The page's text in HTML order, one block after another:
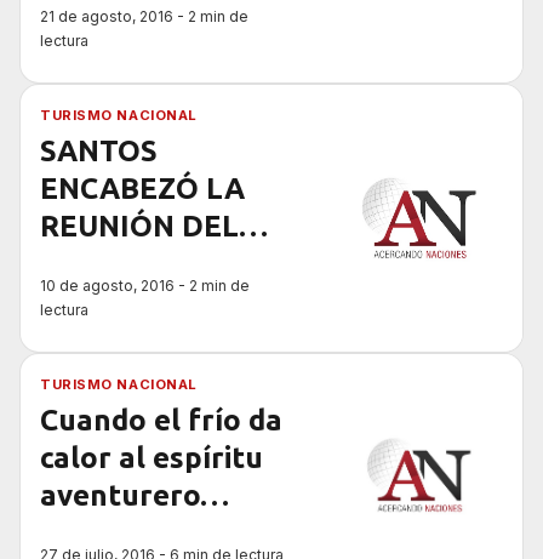
21 de agosto, 2016 - 2 min de
lectura
TURISMO NACIONAL
SANTOS
ENCABEZÓ LA
REUNIÓN DEL
FEDERAL DE
10 de agosto, 2016 - 2 min de
lectura
TURISMO NACIONAL
Cuando el frío da
calor al espíritu
aventurero…
27 de julio, 2016 - 6 min de lectura